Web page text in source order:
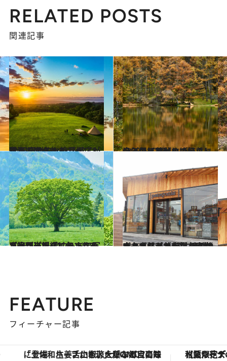
RELATED POSTS
関連記事
2023.9.1
雲海も観られるチャンス！ 圧倒的な絶景が広がる 天空のキャンプ場【3選】
ライフスタイル 2023.10.28
今年の紅葉はすごいらしい！色とりどりの紅葉に没入できる秋の絶景キャンプ場【3選】
ライフスタイル
2023.5.12
ゴールデングリーンシーズン到来！ アウトドア写真家がリアルにおすすめ【絶景】新緑に包まれるキャンプ場
ライフスタイル 2023.5.6
パタゴニアが新たな直営店をオープン 軽井沢の雄大な自然と共存し 地域の人々と繋がる店舗を目指す
ライフスタイル
FEATURE
フィーチャー記事
「土佐和ハーブかき氷」がOMO7高知に登場！生姜、山椒、大葉など目にも舌にも涼を呼ぶ郷土の味 【夏限定ディナーコース】旬を